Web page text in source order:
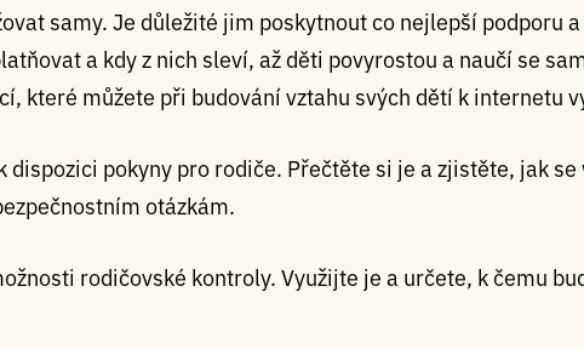
samy. Je důležité jim poskytnout co nejlepší podporu
a kdy z nich sleví, až děti povyrostou a naučí se
které můžete při budování vztahu svých dětí k internetu
dispozici pokyny pro rodiče. Přečtěte si je a zjistěte, jak
otázkám.
rodičovské kontroly. Využijte je a určete, k čemu